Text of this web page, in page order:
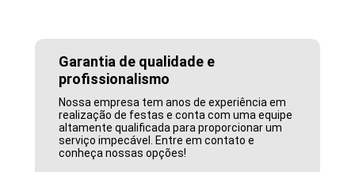
Garantia de qualidade e
profissionalismo
Nossa empresa tem anos de experiência em
realização de festas e conta com uma equipe
altamente qualificada para proporcionar um
serviço impecável. Entre em contato e
conheça nossas opções!